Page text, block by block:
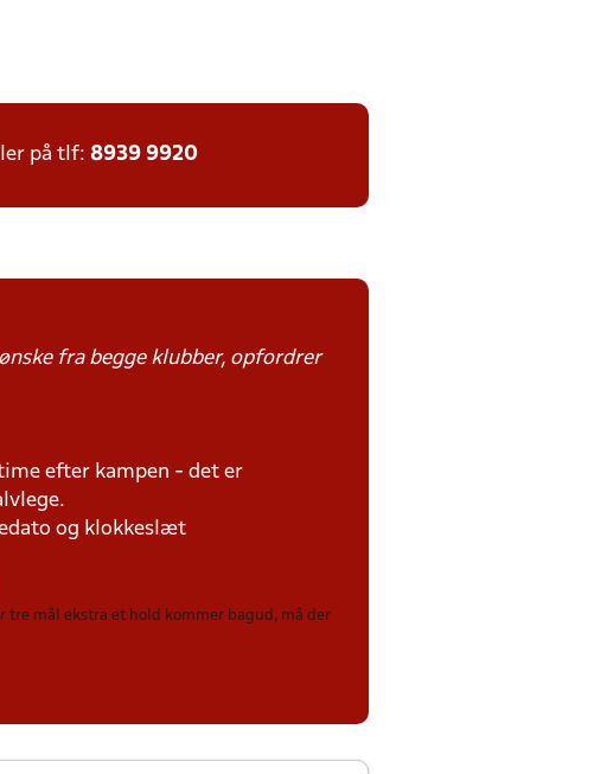
på tlf: 8939 9920
fra begge klubber, opfordrer
efter kampen - det er
og klokkeslæt
mål ekstra et hold kommer bagud, må der